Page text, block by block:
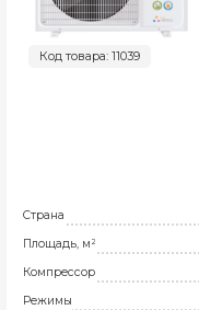
Код товара: 11039
Страна
Площадь, м²
Компрессор
Режимы